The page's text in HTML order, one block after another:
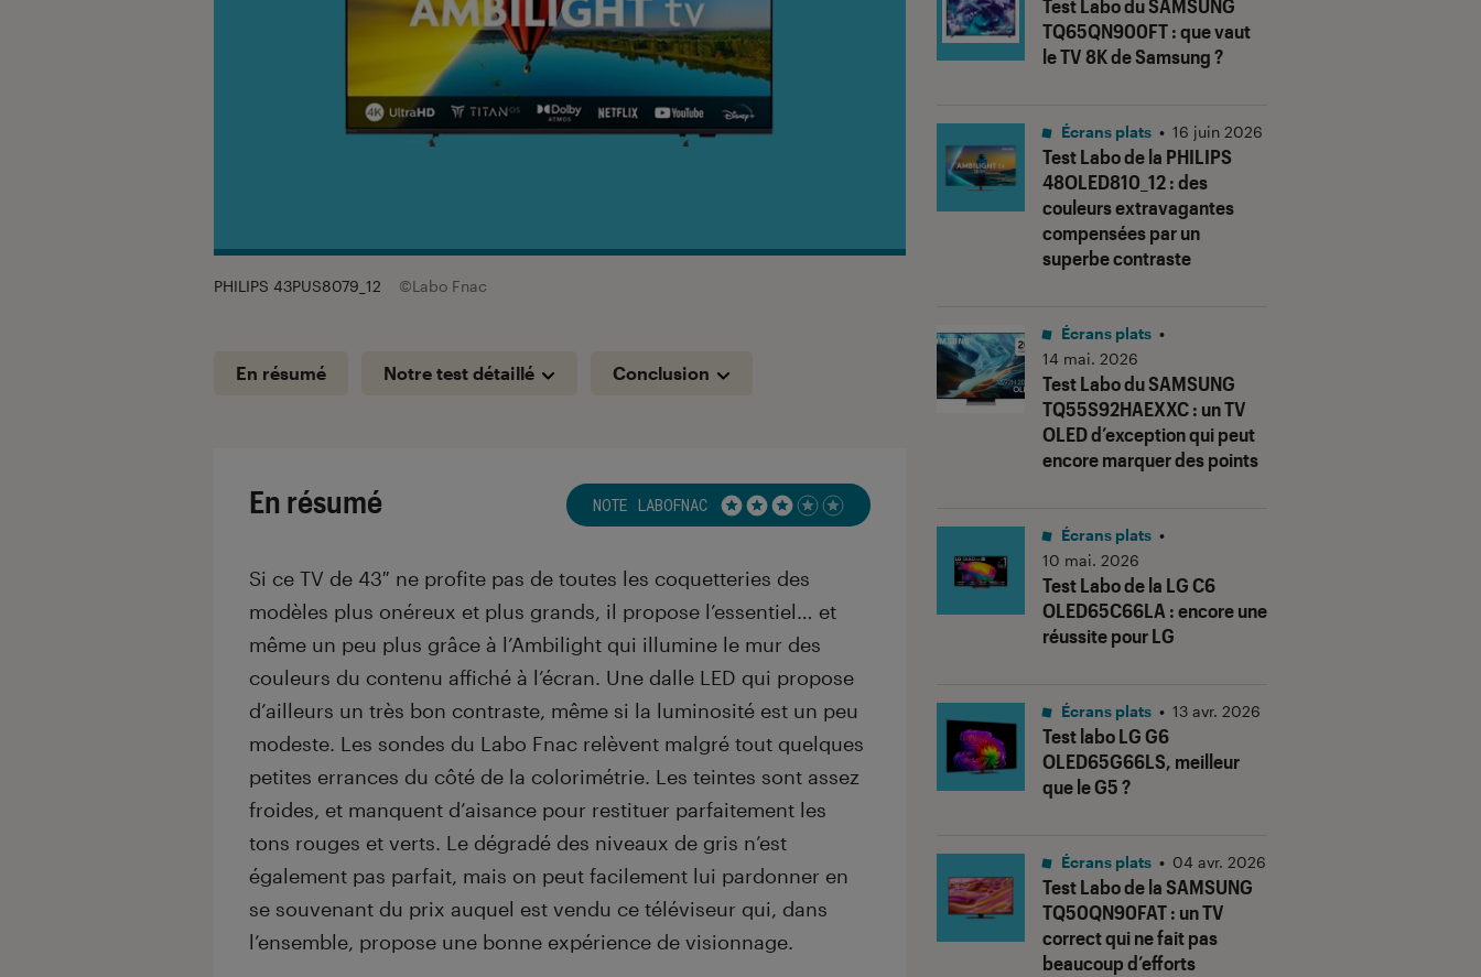
PHILIPS 43PUS8079_12 ©Labo Fnac
En résumé Notre test détaillé Conclusion
En résumé NOTE LABOFNAC Noté 3 étoiles sur 5
Si ce TV de 43″ ne profite pas de toutes les coquetteries des
modèles plus onéreux et plus grands, il propose l’essentiel… et
même un peu plus grâce à l’Ambilight qui illumine le mur des
couleurs du contenu affiché à l’écran. Une dalle LED qui propose
d’ailleurs un très bon contraste, même si la luminosité est un peu
modeste. Les sondes du Labo Fnac relèvent malgré tout quelques
petites errances du côté de la colorimétrie. Les teintes sont assez
froides, et manquent d’aisance pour restituer parfaitement les
tons rouges et verts. Le dégradé des niveaux de gris n’est
également pas parfait, mais on peut facilement lui pardonner en
se souvenant du prix auquel est vendu ce téléviseur qui, dans
l’ensemble, propose une bonne expérience de visionnage.
Test Labo du SAMSUNG
TQ65QN900FT : que vaut
le TV 8K de Samsung ?
Test Labo de la PHILIPS
48OLED810_12 : des
couleurs extravagantes
compensées par un
superbe contraste
Écrans plats • 16 juin 2026
Test Labo du SAMSUNG
TQ55S92HAEXXC : un TV
OLED d’exception qui peut
encore marquer des points
Écrans plats •
14 mai. 2026
Test Labo de la LG C6
OLED65C66LA : encore une
réussite pour LG
Écrans plats •
10 mai. 2026
Test labo LG G6
OLED65G66LS, meilleur
que le G5 ?
Écrans plats • 13 avr. 2026
Test Labo de la SAMSUNG
TQ50QN90FAT : un TV
correct qui ne fait pas
beaucoup d’efforts
Écrans plats • 04 avr. 2026